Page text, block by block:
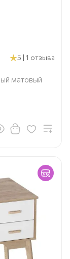
5 | 1 отзыва
матовый